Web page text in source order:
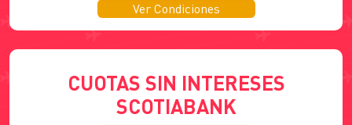
Ver Condiciones
CUOTAS SIN INTERESES
SCOTIABANK